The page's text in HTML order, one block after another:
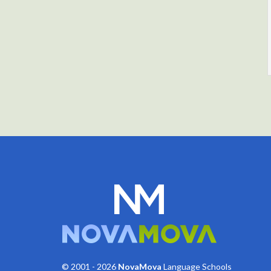
© 2001 - 2026 NovaMova Language Schools